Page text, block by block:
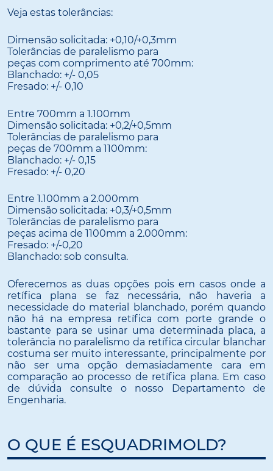
Veja estas tolerâncias:
Dimensão solicitada: +0,10/+0,3mm
Tolerâncias de paralelismo para
peças com comprimento até 700mm:
Blanchado: +/- 0,05
Fresado: +/- 0,10
Entre 700mm a 1.100mm
Dimensão solicitada: +0,2/+0,5mm
Tolerâncias de paralelismo para
peças de 700mm a 1100mm:
Blanchado: +/- 0,15
Fresado: +/- 0,20
Entre 1.100mm a 2.000mm
Dimensão solicitada: +0,3/+0,5mm
Tolerâncias de paralelismo para
peças acima de 1100mm a 2.000mm:
Fresado: +/-0,20
Blanchado: sob consulta.
Oferecemos as duas opções pois em casos onde a
retífica plana se faz necessária, não haveria a
necessidade do material blanchado, porém quando
não há na empresa retífica com porte grande o
bastante para se usinar uma determinada placa, a
tolerância no paralelismo da retífica circular blanchar
costuma ser muito interessante, principalmente por
não ser uma opção demasiadamente cara em
comparação ao processo de retífica plana. Em caso
de dúvida consulte o nosso Departamento de
Engenharia.
O QUE É ESQUADRIMOLD?